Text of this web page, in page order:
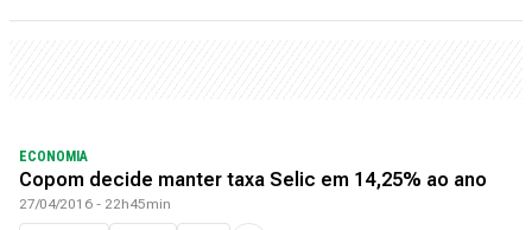
ECONOMIA
Copom decide manter taxa Selic em 14,25% ao ano
27/04/2016 - 22h45min